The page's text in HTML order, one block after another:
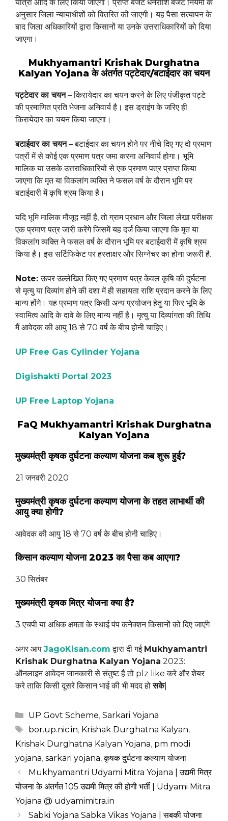
यात्रा आदि के लिए किया जाएगा। प्राप्त बजट धनराशि बजट नियमों के
अनुसार जिला न्यायाधीशों को वितरित की जाएगी। यह पैसा सत्यापन के
बाद जिला अधिकारियों द्वारा किसानों या उनके उत्तराधिकारियों को दिया
जाएगा।
Mukhyamantri Krishak Durghatna
Kalyan Yojana के अंतर्गत पट्टेदार/बटाईदार का चयन
पट्टेदार का चयन– किरायेदार का चयन करने के लिए पंजीकृत पट्टे
की प्रमाणित प्रति भेजना अनिवार्य है। इस ड्राइंग के जरिए ही
किरायेदार का चयन किया जाएगा।
बटाईदार का चयन– बटाईदार का चयन होने पर नीचे दिए गए दो प्रमाण
पत्रों में से कोई एक प्रमाण पत्र जमा करना अनिवार्य होगा। भूमि
मालिक या उसके उत्तराधिकारियों से एक प्रमाण पत्र प्राप्त किया
जाएगा कि मृत या विकलांग व्यक्ति ने फसल वर्ष के दौरान भूमि पर
बटाईदारी में कृषि श्रम किया है।
यदि भूमि मालिक मौजूद नहीं है, तो ग्राम प्रधान और जिला लेखा परीक्षक
एक प्रमाण पत्र जारी करेंगे जिसमें यह दर्ज किया जाएगा कि मृत या
विकलांग व्यक्ति ने फसल वर्ष के दौरान भूमि पर बटाईदारी में कृषि श्रम
किया है। इस सर्टिफिकेट पर हस्ताक्षर और सिग्नेचर का होना जरूरी है.
Note:ऊपर उल्लेखित किए गए प्रमाण पत्र केवल कृषि की दुर्घटना
से मृत्यु या दिव्यांग होने की दशा में ही सहायता राशि प्रदान करने के लिए
मान्य होंगे। यह प्रमाण पत्र किसी अन्य प्रयोजन हेतु या फिर भूमि के
स्वामित्व आदि के दावे के लिए मान्य नहीं है। मृत्यु या दिव्यांगता की तिथि
मैं आवेदक की आयु 18 से 70 वर्ष के बीच होनी चाहिए।
UP Free Gas Cylinder Yojana
Digishakti Portal 2023
UP Free Laptop Yojana
FaQ Mukhyamantri Krishak Durghatna
Kalyan Yojana
मुख्यमंत्री कृषक दुर्घटना कल्याण योजना कब शुरू हुई?
21 जनवरी 2020
मुख्यमंत्री कृषक दुर्घटना कल्याण योजना के तहत लाभार्थी की
आयु क्या होगी?
आवेदक की आयु 18 से 70 वर्ष के बीच होनी चाहिए।
किसान कल्याण योजना 2023 का पैसा कब आएगा?
30 सितंबर
मुख्यमंत्री कृषक मित्र योजना क्या है?
3 एचपी या अधिक क्षमता के स्थाई पंप कनेक्शन किसानों को दिए जाएंगे
अगर आप JagoKisan.com द्वारा दी गई Mukhyamantri
Krishak Durghatna Kalyan Yojana 2023:
ऑनलाइन आवेदन जानकारी से संतुष्ट है तो plz like करे और शेयर
करे ताकि किसी दूसरे किसान भाई की भी मदद होसके|
Categories
UP Govt Scheme, Sarkari Yojana
Tags
bor.up.nic.in, Krishak Durghatna Kalyan,
Krishak Durghatna Kalyan Yojana, pm modi
yojana, sarkari yojana,कृषक दुर्घटना कल्याण योजना
Mukhyamantri Udyami Mitra Yojana | उद्यमी मित्र
योजना के अंतर्गत 105 उद्यमी मित्र की होगी भर्ती | Udyami Mitra
Yojana @ udyamimitra.in
Sabki Yojana Sabka Vikas Yojana | सबकी योजना